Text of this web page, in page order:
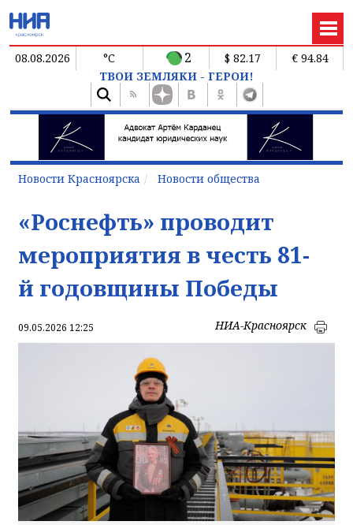
08.08.2026 °C 2 $ 82.17
€ 94.84
ТВОИ ЗЕМЛЯКИ - ГЕРОИ!
Новости Красноярска Новости общества
«Роснефть» проводит
мероприятия в честь 81-
й годовщины Победы
09.05.2026 12:25 НИА-Красноярск